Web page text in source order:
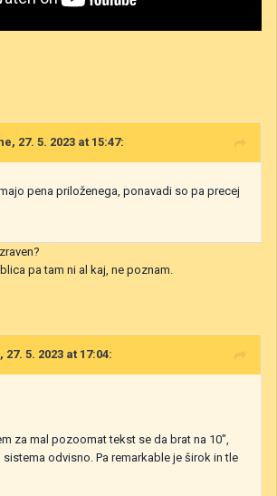
27. 5. 2023 at 15:47:
pena priloženega, ponavadi so pa precej
pa tam ni al kaj, ne poznam.
27. 5. 2023 at 17:04:
za mal pozoomat tekst se da brat na 10",
odvisno. Pa remarkable je širok in tle